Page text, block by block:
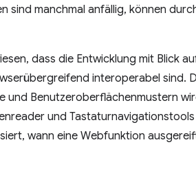
sind manchmal anfällig, können
dass die Entwicklung mit Blick
interoperabel sind.
und Benutzeroberflächenmustern
und
wann eine Webfunktion